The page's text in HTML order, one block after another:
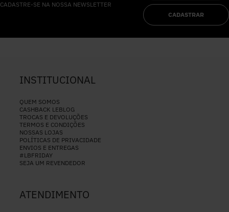
CADASTRE-SE NA NOSSA NEWSLETTER
CADASTRAR
INSTITUCIONAL
QUEM SOMOS
CASHBACK LEBLOG
TROCAS E DEVOLUÇÕES
TERMOS E CONDIÇÕES
NOSSAS LOJAS
POLÍTICAS DE PRIVACIDADE
ENVIOS E ENTREGAS
#LBFRIDAY
SEJA UM REVENDEDOR
ATENDIMENTO